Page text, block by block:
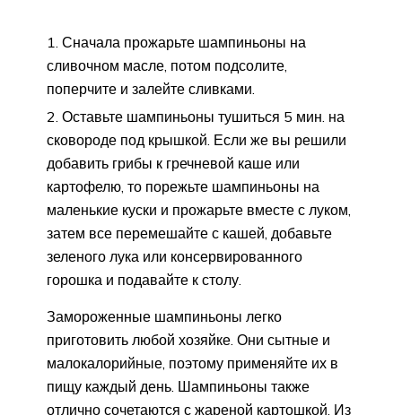
Сначала прожарьте шампиньоны на
сливочном масле, потом подсолите,
поперчите и залейте сливками.
Оставьте шампиньоны тушиться 5 мин. на
сковороде под крышкой. Если же вы решили
добавить грибы к гречневой каше или
картофелю, то порежьте шампиньоны на
маленькие куски и прожарьте вместе с луком,
затем все перемешайте с кашей, добавьте
зеленого лука или консервированного
горошка и подавайте к столу.
Замороженные шампиньоны легко
приготовить любой хозяйке. Они сытные и
малокалорийные, поэтому применяйте их в
пищу каждый день. Шампиньоны также
отлично сочетаются с жареной картошкой. Из